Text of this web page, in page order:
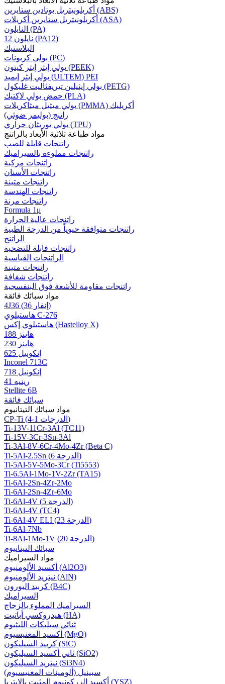
أكريلونيتريل بوتادين ستايرين (ABS)
أكريلونيتريل ستايرين أكريلات (ASA)
النايلون (PA)
نايلون 12 (PA12)
البلاستيك
بولي كربونات (PC)
بولي إيثر إيثر كيتون (PEEK)
بولي إيثر إيميد (ULTEM) PEI
بولي إيثيلين تيريفثاليت غليكول (PETG)
حمض بولي لاكتيك (PLA)
بولي ميثيل ميثاكريلات (PMMA) أكريليك
راتنج (بوليمر ضوئي)
بولي يوريثان حراري (TPU)
مواد طباعة ثلاثية الأبعاد بالراتنج
راتنجات قابلة للصب
راتنجات مملوءة بالسيراميك
راتنجات مركبة
راتنجات الأسنان
راتنجات متينة
راتنجات الهندسة
راتنجات مرنة
Formula 1μ
راتنجات عالية الحرارة
راتنجات متوافقة حيوياً من الدرجة الطبية
الراتنج
راتنجات قابلة للتضحية
الراتنجات القياسية
راتنجات متينة
راتنجات شفافة
راتنجات مقاومة للأشعة فوق البنفسجية
مواد سبائك فائقة
4J36 (إنفار 36)
هاستيلوي C-276
هاستيلوي إكس (Hastelloy X)
هاينز 188
هاينز 230
إنكونيل 625
Inconel 713C
إنكونيل 718
رينيه 41
Stellite 6B
سبائك فائقة
مواد سبائك التيتانيوم
CP-Ti (الدرجات 1-4)
Ti-13V-11Cr-3Al (TC11)
Ti-15V-3Cr-3Sn-3Al
Ti-3Al-8V-6Cr-4Mo-4Zr (Beta C)
Ti-5Al-2.5Sn (الدرجة 6)
Ti-5Al-5V-5Mo-3Cr (Ti5553)
Ti-6.5Al-1Mo-1V-2Zr (TA15)
Ti-6Al-2Sn-4Zr-2Mo
Ti-6Al-2Sn-4Zr-6Mo
Ti-6Al-4V (الدرجة 5)
Ti-6Al-4V (TC4)
Ti-6Al-4V ELI (الدرجة 23)
Ti-6Al-7Nb
Ti-8Al-1Mo-1V (الدرجة 20)
سبائك التيتانيوم
مواد السيراميك
أكسيد الألومنيوم (Al2O3)
نيتريد الألومنيوم (AlN)
كربيد البورون (B4C)
السيراميك
السيراميك المملوء بالزجاج
هيدروكسي أباتيت (HA)
ثنائي سيليكات الليثيوم
أكسيد المغنيسيوم (MgO)
كربيد السيليكون (SiC)
ثاني أكسيد السيليكون (SiO2)
نيتريد السيليكون (Si3N4)
سبينيل (ألومينات المغنيسيوم)
أكسيد الزركونيوم المثبت بالإيتريا (YSZ)